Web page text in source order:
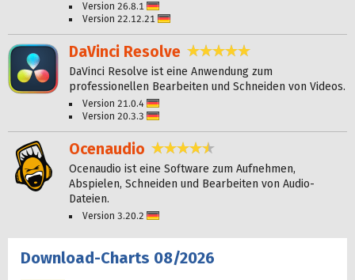
Version 26.8.1
Version 22.12.21
DaVinci Resolve
DaVinci Resolve ist eine Anwendung zum
professionellen Bearbeiten und Schneiden von Videos.
Version 21.0.4
Version 20.3.3
Ocenaudio 4,6 Sterne
Ocenaudio ist eine Software zum Aufnehmen,
Abspielen, Schneiden und Bearbeiten von Audio-
Dateien.
Version 3.20.2
Download-Charts 08/2026